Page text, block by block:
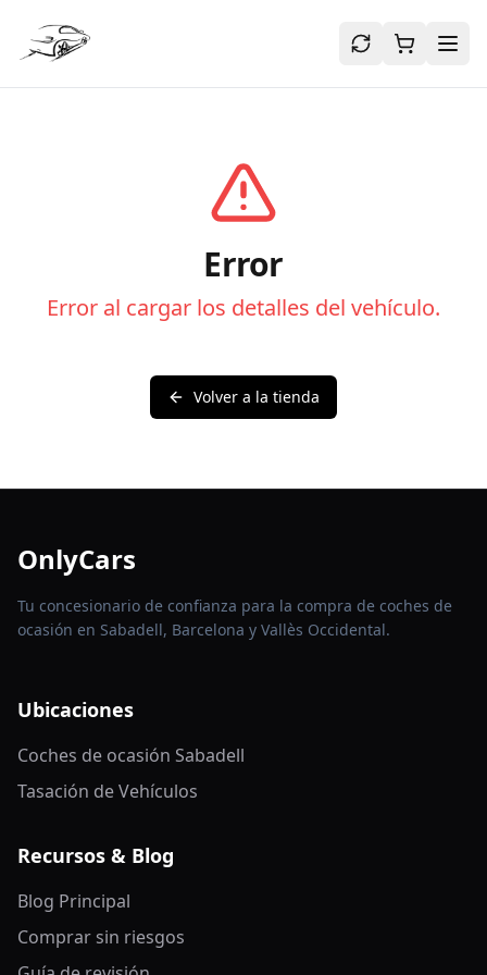
Error
Error al cargar los detalles del vehículo.
Volver a la tienda
OnlyCars
Tu concesionario de confianza para la compra de coches de
ocasión en Sabadell, Barcelona y Vallès Occidental.
Ubicaciones
Coches de ocasión Sabadell
Tasación de Vehículos
Recursos & Blog
Blog Principal
Comprar sin riesgos